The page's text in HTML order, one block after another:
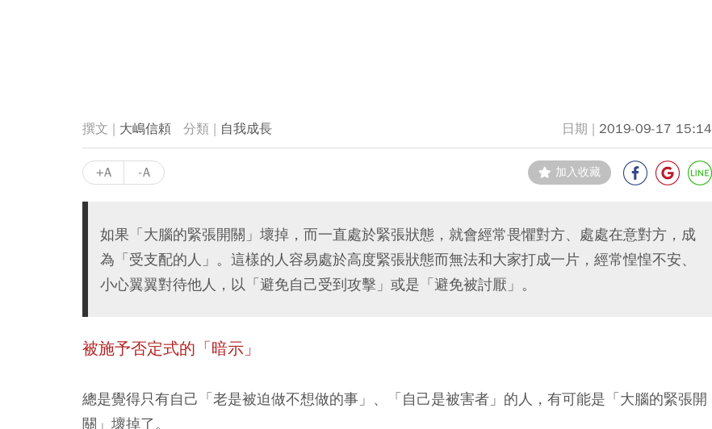
大嶋信頼 自我成長 2019-09-17 15:14
+A -A 加入收藏
如果「大腦的緊張開關」壞掉，而一直處於緊張狀態，就會經常畏懼對方、處處在意對方，成
為「受支配的人」。這樣的人容易處於高度緊張狀態而無法和大家打成一片，經常惶惶不安、
小心翼翼對待他人，以「避免自己受到攻擊」或是「避免被討厭」。
被施予否定式的「暗示」
總是覺得只有自己「老是被迫做不想做的事」、「自己是被害者」的人，有可能是「大腦的緊張開
關」壞掉了。